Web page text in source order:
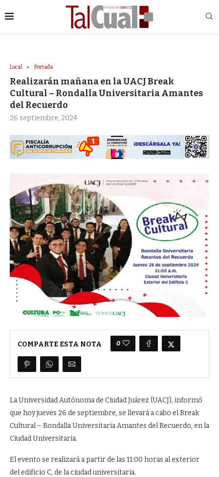
Local Portada
Realizarán mañana en la UACJ Break
Cultural – Rondalla Universitaria Amantes
del Recuerdo
26 septiembre, 2024
COMPARTE ESTA NOTA 0
La Universidad Autónoma de Ciudad Juárez (UACJ), informó
que hoy jueves 26 de septiembre, se llevará a cabo el Break
Cultural – Rondalla Universitaria Amantes del Recuerdo, en la
Ciudad Universitaria.
El evento se realizará a partir de las 11:00 horas al exterior
del edificio C, de la ciudad universitaria.